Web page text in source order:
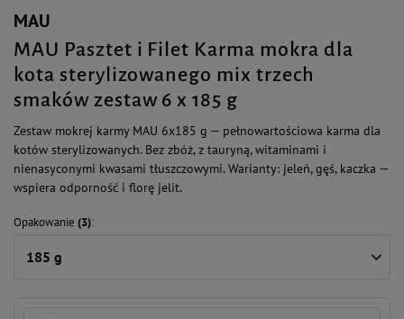
MAU
MAU Pasztet i Filet Karma mokra dla
kota sterylizowanego mix trzech
smaków zestaw 6 x 185 g
Zestaw mokrej karmy MAU 6x185 g — pełnowartościowa karma dla
kotów sterylizowanych. Bez zbóż, z tauryną, witaminami i
nienasyconymi kwasami tłuszczowymi. Warianty: jeleń, gęś, kaczka —
wspiera odporność i florę jelit.
Opakowanie (3)
185 g